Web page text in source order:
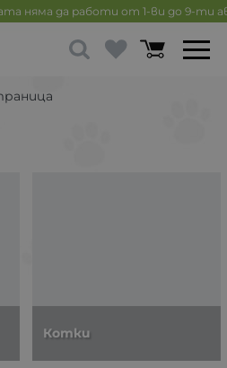
няма да работи от 1-ви до 9-ти
Котки